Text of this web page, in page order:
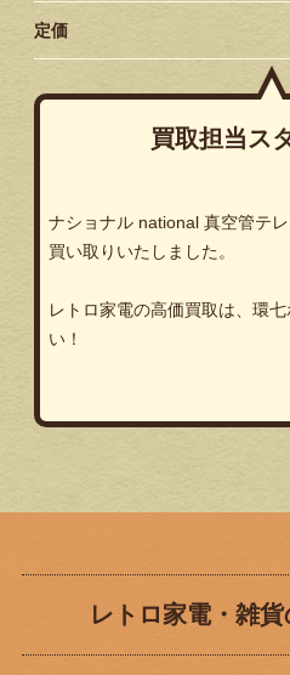
定価
買取担当ス
ナショナル national 真空管テ
買い取りいたしました。
レトロ家電の高価買取は、環
い！
レトロ家電・雑